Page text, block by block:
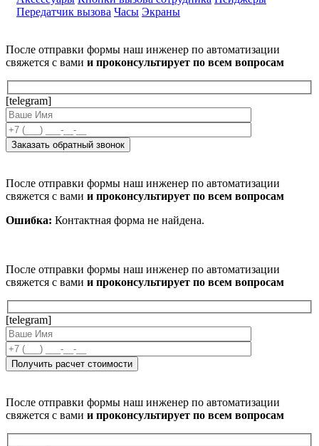
Передатчик вызова Часы Экраны
После отправки формы наш инженер по автоматизации
свяжется с вами и проконсультирует по всем вопросам
[telegram]
После отправки формы наш инженер по автоматизации
свяжется с вами и проконсультирует по всем вопросам
Ошибка: Контактная форма не найдена.
После отправки формы наш инженер по автоматизации
свяжется с вами и проконсультирует по всем вопросам
[telegram]
После отправки формы наш инженер по автоматизации
свяжется с вами и проконсультирует по всем вопросам